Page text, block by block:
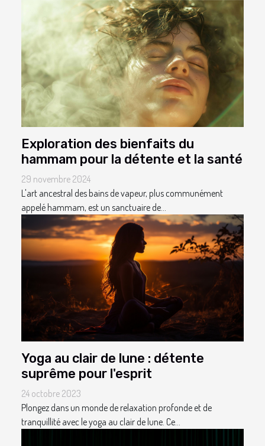
Exploration des bienfaits du
hammam pour la détente et la santé
29 novembre 2024
L'art ancestral des bains de vapeur, plus communément
appelé hammam, est un sanctuaire de...
Yoga au clair de lune : détente
suprême pour l'esprit
24 octobre 2023
Plongez dans un monde de relaxation profonde et de
tranquillité avec le yoga au clair de lune. Ce...